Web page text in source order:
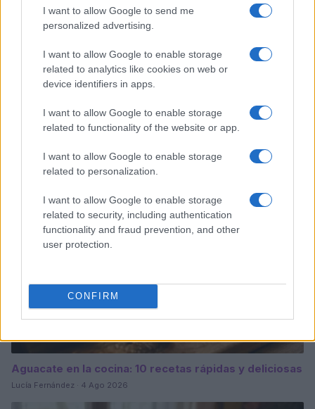
I want to allow Google to send me
personalized advertising.
I want to allow Google to enable storage
related to analytics like cookies on web or
device identifiers in apps.
I want to allow Google to enable storage
related to functionality of the website or app.
I want to allow Google to enable storage
related to personalization.
I want to allow Google to enable storage
related to security, including authentication
functionality and fraud prevention, and other
user protection.
CONFIRM
Plan de comidas semanal con recetas rápidas y
económicas
RECETAS
Aguacate en la cocina: 10 recetas rápidas y deliciosas
Lucía Fernández · 4 Ago 2026